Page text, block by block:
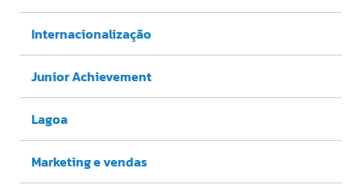
Internacionalização
Junior Achievement
Lagoa
Marketing e vendas